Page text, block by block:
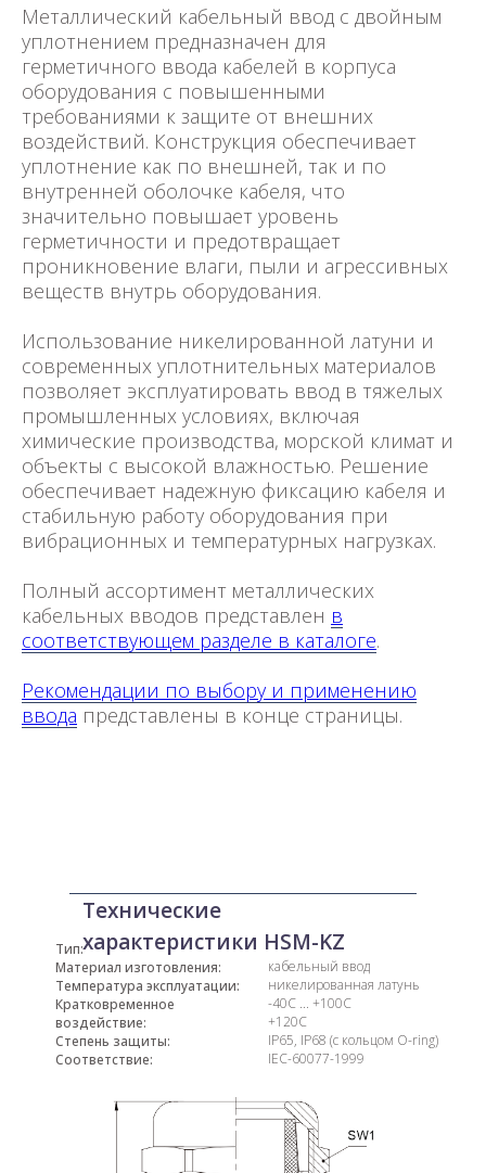
Металлический кабельный ввод с двойным
уплотнением предназначен для
герметичного ввода кабелей в корпуса
оборудования с повышенными
требованиями к защите от внешних
воздействий. Конструкция обеспечивает
уплотнение как по внешней, так и по
внутренней оболочке кабеля, что
значительно повышает уровень
герметичности и предотвращает
проникновение влаги, пыли и агрессивных
веществ внутрь оборудования.
Использование никелированной латуни и
современных уплотнительных материалов
позволяет эксплуатировать ввод в тяжелых
промышленных условиях, включая
химические производства, морской климат и
объекты с высокой влажностью. Решение
обеспечивает надежную фиксацию кабеля и
стабильную работу оборудования при
вибрационных и температурных нагрузках.
Полный ассортимент металлических
кабельных вводов представлен в
соответствующем разделе в каталоге.
Рекомендации по выбору и применению
ввода представлены в конце страницы.
Технические
характеристики HSM-KZ
кабельный ввод
никелированная латунь
-40С ... +100С
+120С
IP65, IP68 (с кольцом O-ring)
IEC-60077-1999
Тип:
Материал изготовления:
Температура эксплуатации:
Кратковременное
воздействие:
Степень защиты:
Соответствие: